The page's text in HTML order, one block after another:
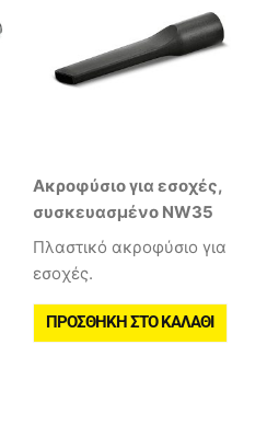
Ακροφύσιο για εσοχές,
συσκευασμένο NW35
Πλαστικό ακροφύσιο για
εσοχές.
ΠΡΟΣΘΉΚΗ ΣΤΟ ΚΑΛΆΘΙ